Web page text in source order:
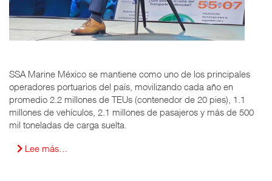
SSA Marine México se mantiene como uno de los principales
operadores portuarios del país, movilizando cada año en
promedio 2.2 millones de TEUs (contenedor de 20 pies), 1.1
millones de vehículos, 2.1 millones de pasajeros y más de 500
mil toneladas de carga suelta.
Lee más…